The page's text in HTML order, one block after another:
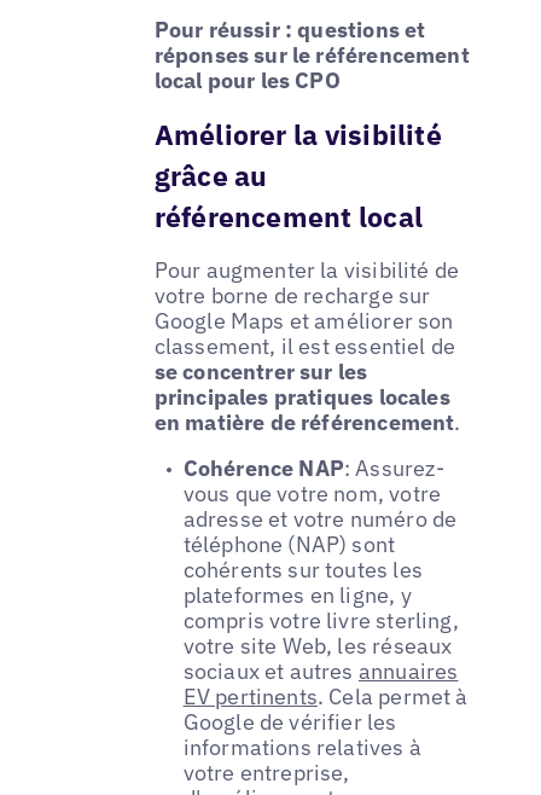
Pour réussir : questions et
réponses sur le référencement
local pour les CPO
Améliorer la visibilité
grâce au
référencement local
Pour augmenter la visibilité de
votre borne de recharge sur
Google Maps et améliorer son
classement, il est essentiel de
se concentrer sur les
principales pratiques locales
en matière de référencement.
Cohérence NAP: Assurez-
vous que votre nom, votre
adresse et votre numéro de
téléphone (NAP) sont
cohérents sur toutes les
plateformes en ligne, y
compris votre livre sterling,
votre site Web, les réseaux
sociaux et autres annuaires
EV pertinents. Cela permet à
Google de vérifier les
informations relatives à
votre entreprise,